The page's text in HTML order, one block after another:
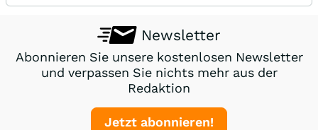
Newsletter
Abonnieren Sie unsere kostenlosen Newsletter
und verpassen Sie nichts mehr aus der
Redaktion
Jetzt abonnieren!